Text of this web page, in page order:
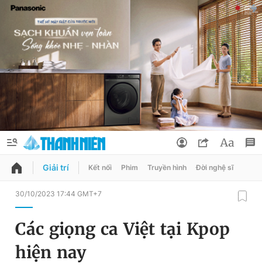
QUẢNG CÁO
Chuyên mục
Đổi mật khẩu
Tin đã lưu
Giải trí Kết nối Phim Truyền hình Đời nghệ sĩ
30/10/2023 17:44 GMT+7
Các giọng ca Việt tại Kpop
hiện nay